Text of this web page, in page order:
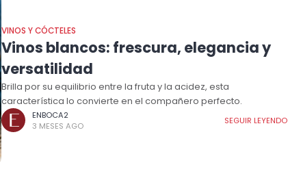
VINOS Y CÓCTELES
Vinos blancos: frescura, elegancia y
versatilidad
Brilla por su equilibrio entre la fruta y la acidez, esta
característica lo convierte en el compañero perfecto.
ENBOCA2
3 MESES AGO
SEGUIR LEYENDO